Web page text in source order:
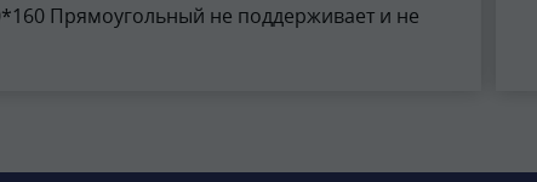
Прямоугольный не поддерживает и не